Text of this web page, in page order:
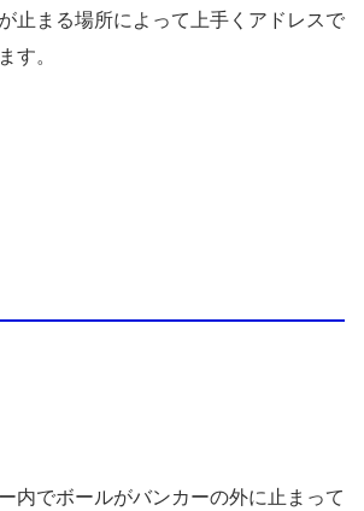
止まる場所によって上手くアドレスで
す。
内でボールがバンカーの外に止まって